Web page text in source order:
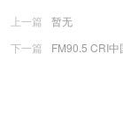
上一篇
暂无
下一篇
FM90.5 CRI